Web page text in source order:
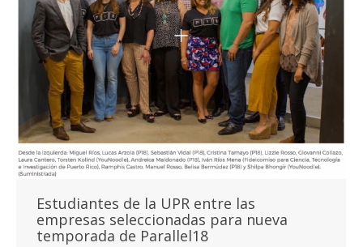
Estudiantes de la UPR entre las
empresas seleccionadas para nueva
temporada de Parallel18